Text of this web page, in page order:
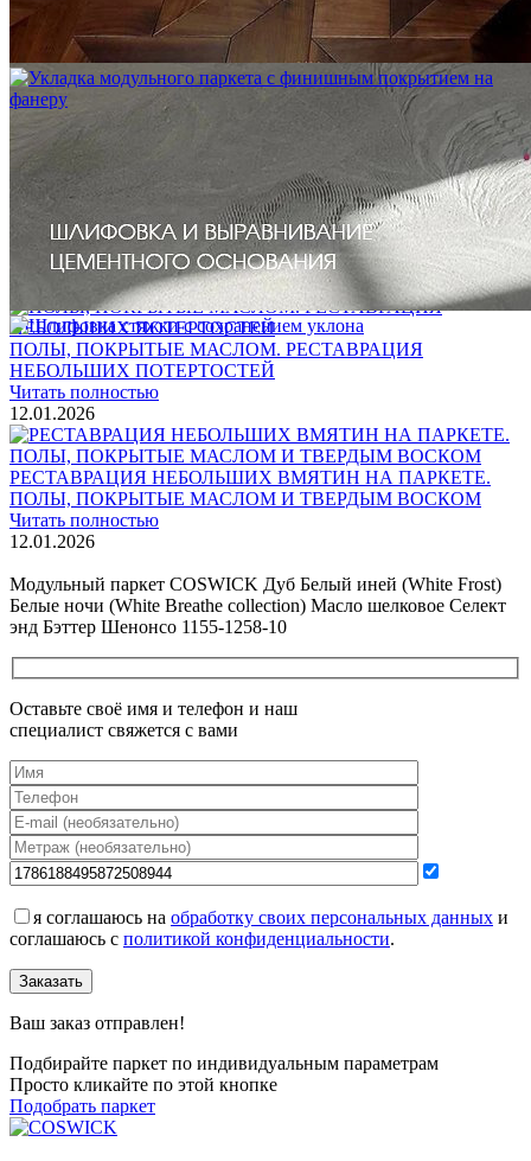
1 500 ₽
Блог
Интересные статьи о паркете Coswick
ВИДЕО-ИНСТРУКЦИЯ: Реставрация царапин. Полы,
покрытые маслом и твердым воском. Системы для локального
ремонта и восстановления
Читать полностью
ПОЛЫ, ПОКРЫТЫЕ МАСЛОМ. РЕСТАВРАЦИЯ
НЕБОЛЬШИХ ПОТЕРТОСТЕЙ
Читать полностью
12.01.2026
РЕСТАВРАЦИЯ НЕБОЛЬШИХ ВМЯТИН НА ПАРКЕТЕ.
ПОЛЫ, ПОКРЫТЫЕ МАСЛОМ И ТВЕРДЫМ ВОСКОМ
Читать полностью
12.01.2026
Модульный паркет COSWICK Дуб Белый иней (White Frost)
Белые ночи (White Breathe collection) Масло шелковое Селект
энд Бэттер Шенонсо 1155-1258-10
Оставьте своё имя и телефон и наш
специалист свяжется с вами
я соглашаюсь на обработку своих персональных данных и
соглашаюсь с политикой конфиденциальности.
Заказать
Ваш заказ отправлен!
Подбирайте паркет по индивидуальным параметрам
Просто кликайте по этой кнопке
Подобрать паркет